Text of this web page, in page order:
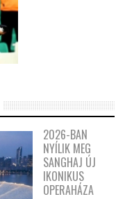
2026-BAN
NYÍLIK MEG
SANGHAJ ÚJ
IKONIKUS
OPERAHÁZA